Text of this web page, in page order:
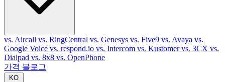
vs. Aircall vs. RingCentral vs. Genesys vs. Five9 vs. Avaya vs.
Google Voice vs. respond.io vs. Intercom vs. Kustomervs. 3CX vs.
Dialpad vs. 8x8 vs. OpenPhone
가격 블로그
KO